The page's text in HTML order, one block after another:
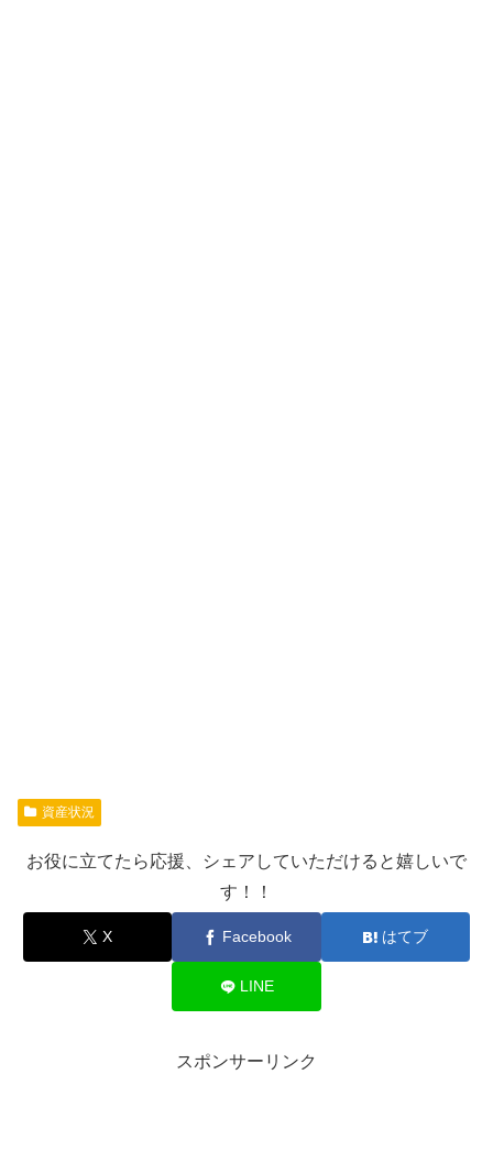
資産状況
お役に立てたら応援、シェアしていただけると嬉しいで
す！！
X Facebook はてブ
LINE
スポンサーリンク